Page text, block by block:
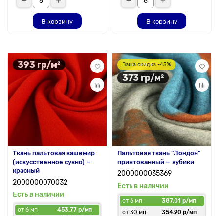
В корзину В корзину
393 гр/м²
Ткань пальтовая кашемир
(искусственное сукно) —
красный
2000000070032
Есть в наличии
от 6 мп
453.77 р/мп
Ваша скидка -45%
373 гр/м²
Пальтовая ткань "Лондон"
принтованный — кубики
2000000035369
Есть в наличии
от 6 мп
387.01 р/мп
от 30 мп
354.90 р/мп